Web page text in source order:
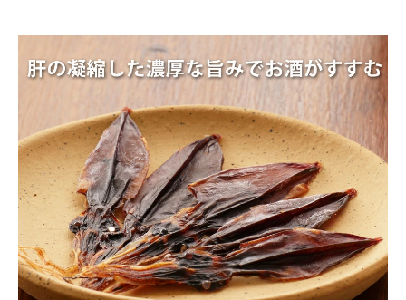
商品カテゴリー
お酒別オススメ
価格別
お問い合わせ
ご利用ガイド